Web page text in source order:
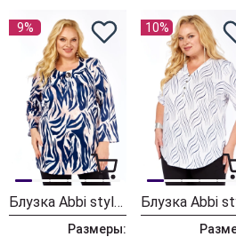
9%
Блузка Abbi style 4072 сине-кремовый
Размеры:
10%